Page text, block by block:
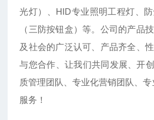
光灯）、HID专业照明工程灯、
（三防按钮盒）等。公司的产品
及社会的广泛认可、产品齐全、
与您合作、让我们共同发展、开
质管理团队、专业化营销团队、
服务！